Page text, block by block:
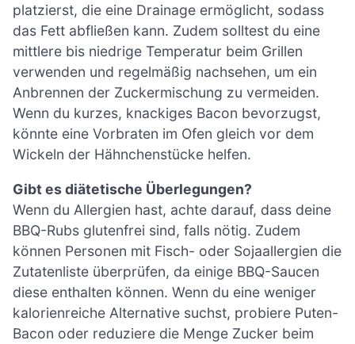
platzierst, die eine Drainage ermöglicht, sodass
das Fett abfließen kann. Zudem solltest du eine
mittlere bis niedrige Temperatur beim Grillen
verwenden und regelmäßig nachsehen, um ein
Anbrennen der Zuckermischung zu vermeiden.
Wenn du kurzes, knackiges Bacon bevorzugst,
könnte eine Vorbraten im Ofen gleich vor dem
Wickeln der Hähnchenstücke helfen.
Gibt es diätetische Überlegungen?
Wenn du Allergien hast, achte darauf, dass deine
BBQ-Rubs glutenfrei sind, falls nötig. Zudem
können Personen mit Fisch- oder Sojaallergien die
Zutatenliste überprüfen, da einige BBQ-Saucen
diese enthalten können. Wenn du eine weniger
kalorienreiche Alternative suchst, probiere Puten-
Bacon oder reduziere die Menge Zucker beim